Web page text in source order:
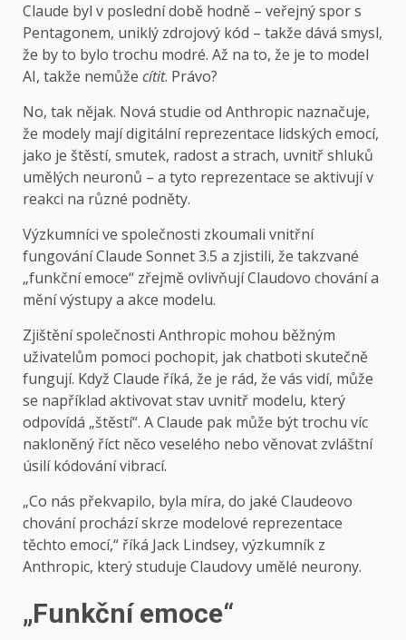
Claude byl v poslední době hodně – veřejný spor s
Pentagonem, uniklý zdrojový kód – takže dává smysl,
že by to bylo trochu modré. Až na to, že je to model
AI, takže nemůže cítit. Právo?
No, tak nějak. Nová studie od Anthropic naznačuje,
že modely mají digitální reprezentace lidských emocí,
jako je štěstí, smutek, radost a strach, uvnitř shluků
umělých neuronů – a tyto reprezentace se aktivují v
reakci na různé podněty.
Výzkumníci ve společnosti zkoumali vnitřní
fungování Claude Sonnet 3.5 a zjistili, že takzvané
„funkční emoce“ zřejmě ovlivňují Claudovo chování a
mění výstupy a akce modelu.
Zjištění společnosti Anthropic mohou běžným
uživatelům pomoci pochopit, jak chatboti skutečně
fungují. Když Claude říká, že je rád, že vás vidí, může
se například aktivovat stav uvnitř modelu, který
odpovídá „štěstí“. A Claude pak může být trochu víc
nakloněný říct něco veselého nebo věnovat zvláštní
úsilí kódování vibrací.
„Co nás překvapilo, byla míra, do jaké Claudeovo
chování prochází skrze modelové reprezentace
těchto emocí,“ říká Jack Lindsey, výzkumník z
Anthropic, který studuje Claudovy umělé neurony.
„Funkční emoce“